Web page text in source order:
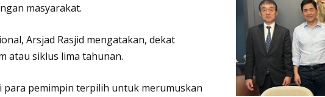
masyarakat.
Arsjad Rasjid mengatakan, dekat
atau siklus lima tahunan.
pemimpin terpilih untuk merumuskan